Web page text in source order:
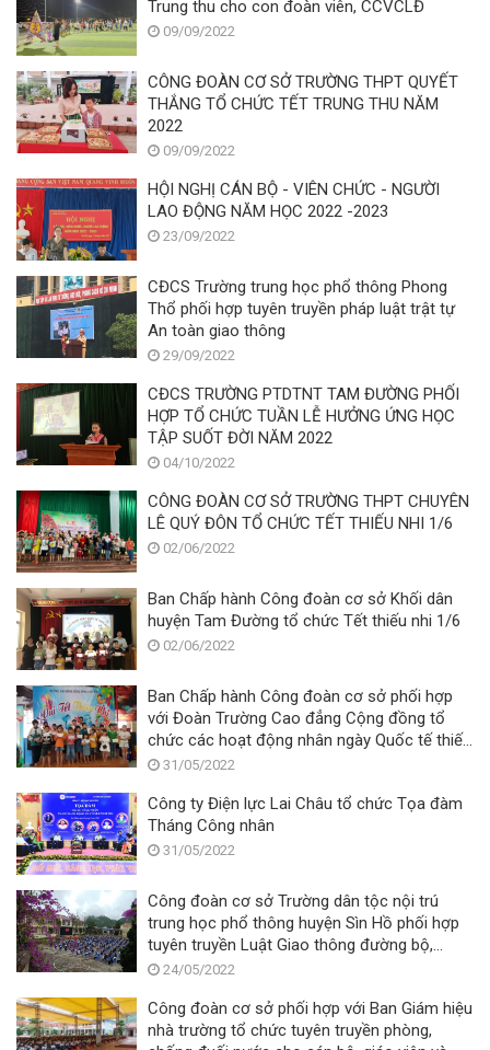
Trung thu cho con đoàn viên, CCVCLĐ
09/09/2022
CÔNG ĐOÀN CƠ SỞ TRƯỜNG THPT QUYẾT
THẮNG TỔ CHỨC TẾT TRUNG THU NĂM
2022
09/09/2022
HỘI NGHỊ CÁN BỘ - VIÊN CHỨC - NGƯỜI
LAO ĐỘNG NĂM HỌC 2022 -2023
23/09/2022
CĐCS Trường trung học phổ thông Phong
Thổ phối hợp tuyên truyền pháp luật trật tự
An toàn giao thông
29/09/2022
CĐCS TRƯỜNG PTDTNT TAM ĐƯỜNG PHỐI
HỢP TỔ CHỨC TUẦN LỄ HƯỞNG ỨNG HỌC
TẬP SUỐT ĐỜI NĂM 2022
04/10/2022
CÔNG ĐOÀN CƠ SỞ TRƯỜNG THPT CHUYÊN
LÊ QUÝ ĐÔN TỔ CHỨC TẾT THIẾU NHI 1/6
02/06/2022
Ban Chấp hành Công đoàn cơ sở Khối dân
huyện Tam Đường tổ chức Tết thiếu nhi 1/6
02/06/2022
Ban Chấp hành Công đoàn cơ sở phối hợp
với Đoàn Trường Cao đẳng Cộng đồng tổ
chức các hoạt động nhân ngày Quốc tế thiếu
nhi 01/6
31/05/2022
Công ty Điện lực Lai Châu tổ chức Tọa đàm
Tháng Công nhân
31/05/2022
Công đoàn cơ sở Trường dân tộc nội trú
trung học phổ thông huyện Sìn Hồ phối hợp
tuyên truyền Luật Giao thông đường bộ,
phòng chống Ma túy
24/05/2022
Công đoàn cơ sở phối hợp với Ban Giám hiệu
nhà trường tổ chức tuyên truyền phòng,